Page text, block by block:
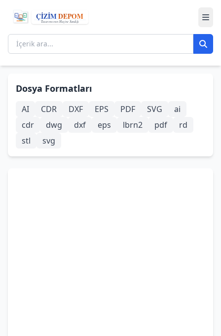
Dosya Formatları
AI CDR DXF EPS PDF SVG
ai
cdr
dwg dxf eps lbrn2 pdf
rd
stl
svg